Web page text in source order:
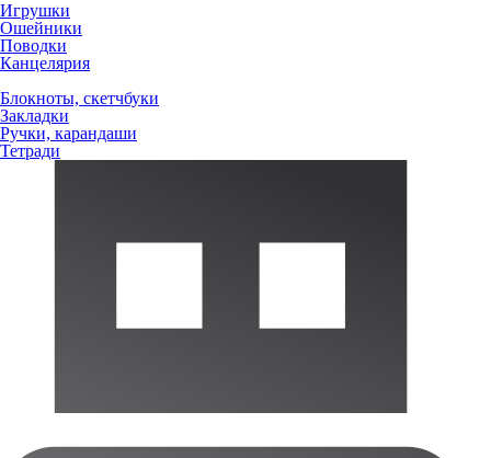
Игрушки
Ошейники
Поводки
Канцелярия
Блокноты, скетчбуки
Закладки
Ручки, карандаши
Тетради